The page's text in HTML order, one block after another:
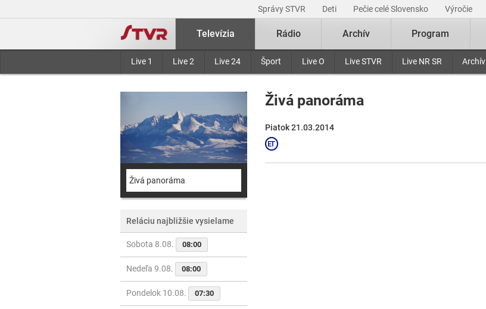
Správy STVR Deti Pečie celé Slovensko Výročie
Televízia
Live 1 Live 2 Live 24 Šport Live O Live STVR Live NR SR Archív
Rádio Archív Program
Živá panoráma
Reláciu najbližšie vysielame
Sobota 8.08. 08:00
Nedeľa 9.08. 08:00
Pondelok 10.08. 07:30
Živá panoráma
Piatok 21.03.2014